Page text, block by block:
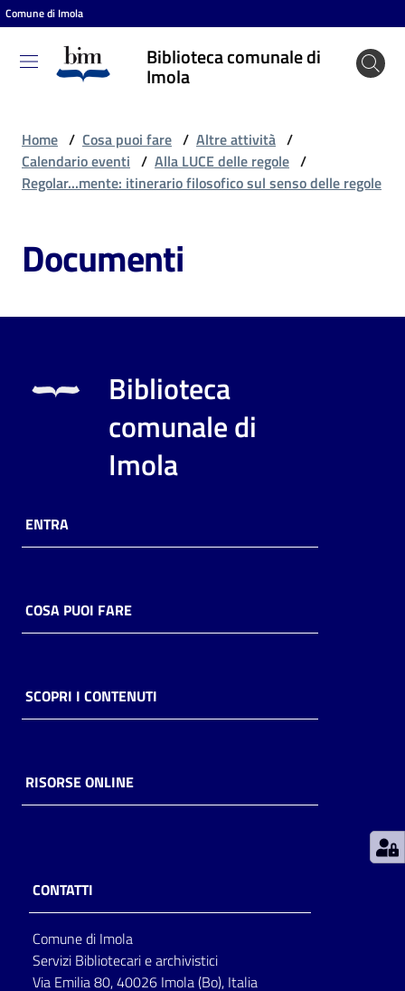
Vai al contenuto
Vai alla navigazione
Vai al footer
Comune di Imola
Biblioteca comunale di
Imola
Biblioteca
comunale
Cosa
fare
Scopri
online
Piani
Decentrate
Home / Cosa puoi fare / Altre attività /
Calendario eventi / Alla LUCE delle regole /
Regolar...mente: itinerario filosofico sul senso delle regole
Documenti
Biblioteca
comunale di
Imola
ENTRA
COSA PUOI FARE
SCOPRI I CONTENUTI
RISORSE ONLINE
CONTATTI
Comune di Imola
Servizi Bibliotecari e archivistici
Via Emilia 80, 40026 Imola (Bo), Italia